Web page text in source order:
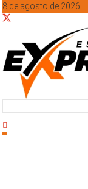
8 de agosto de 2026